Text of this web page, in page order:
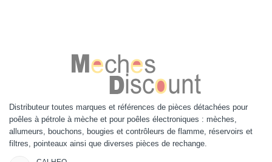
Distributeur toutes marques et références de pièces détachées pour
poêles à pétrole à mèche et pour poêles électroniques : mèches,
allumeurs, bouchons, bougies et contrôleurs de flamme, réservoirs et
filtres, pointeaux ainsi que diverses pièces de rechange.